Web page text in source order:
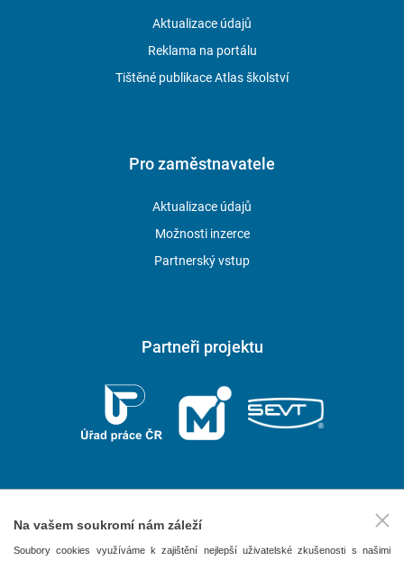
Aktualizace údajů
Reklama na portálu
Tištěné publikace Atlas školství
Pro zaměstnavatele
Aktualizace údajů
Možnosti inzerce
Partnerský vstup
Partneři projektu
2026 © P.F. art, spol. s r. o.
Na vašem soukromí nám záleží
Soubory cookies využíváme k zajištění nejlepší uživatelské zkušenosti s našimi